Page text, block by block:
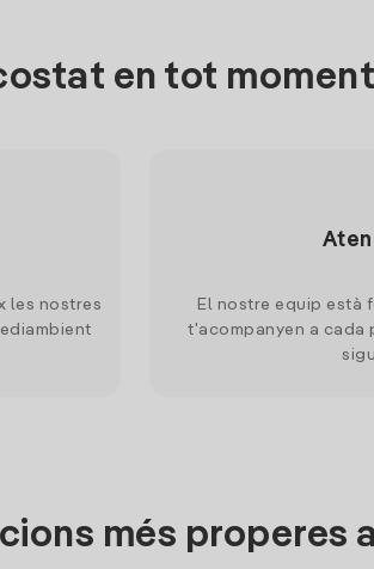
en tot moment
les nostres
El nostre equip està
t'acompanyen a cada
més properes